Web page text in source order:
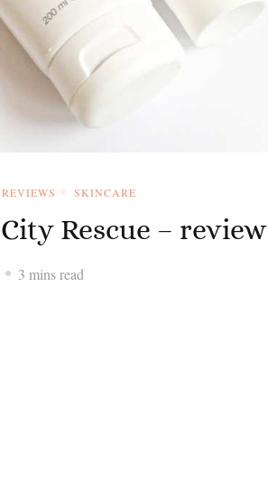
SKINCARE
Rescue – review
3 mins read